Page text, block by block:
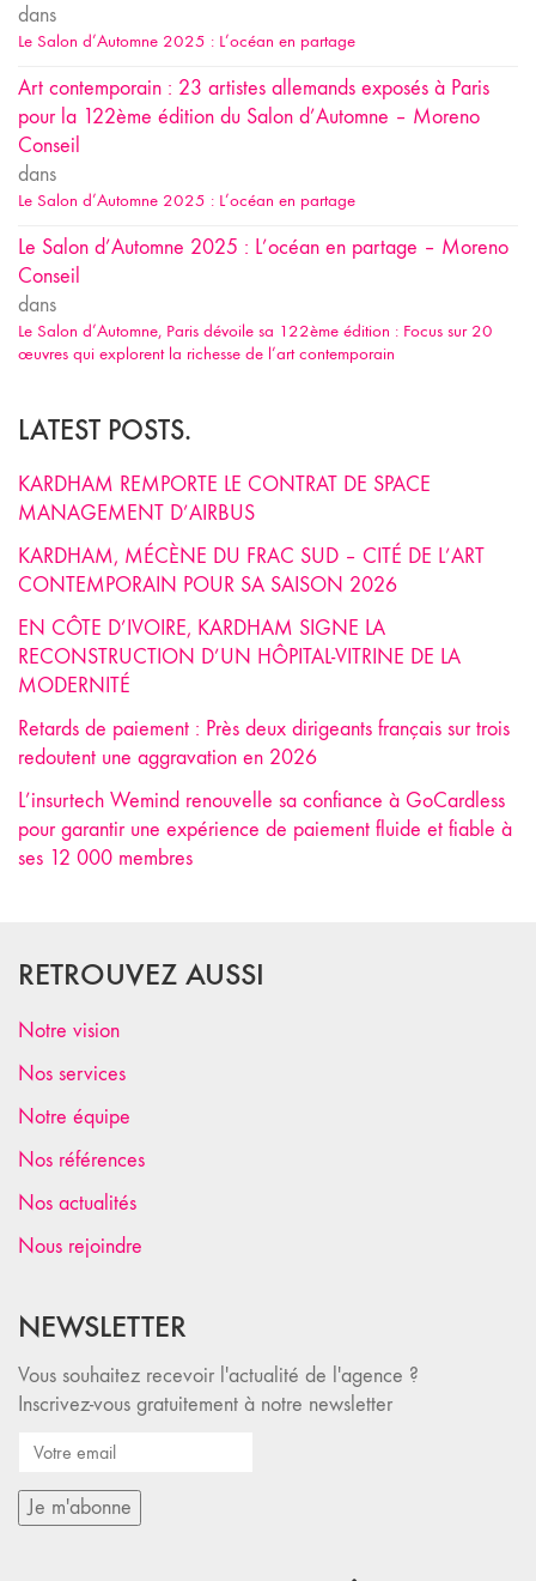
dans
Le Salon d’Automne 2025 : L’océan en partage
Art contemporain : 23 artistes allemands exposés à Paris
pour la 122ème édition du Salon d’Automne – Moreno
Conseil
dans
Le Salon d’Automne 2025 : L’océan en partage
Le Salon d’Automne 2025 : L’océan en partage – Moreno
Conseil
dans
Le Salon d’Automne, Paris dévoile sa 122ème édition : Focus sur 20
œuvres qui explorent la richesse de l’art contemporain
LATEST POSTS.
KARDHAM REMPORTE LE CONTRAT DE SPACE
MANAGEMENT D’AIRBUS
KARDHAM, MÉCÈNE DU FRAC SUD – CITÉ DE L’ART
CONTEMPORAIN POUR SA SAISON 2026
EN CÔTE D’IVOIRE, KARDHAM SIGNE LA
RECONSTRUCTION D’UN HÔPITAL-VITRINE DE LA
MODERNITÉ
Retards de paiement : Près deux dirigeants français sur trois
redoutent une aggravation en 2026
L’insurtech Wemind renouvelle sa confiance à GoCardless
pour garantir une expérience de paiement fluide et fiable à
ses 12 000 membres
RETROUVEZ AUSSI
Notre vision
Nos services
Notre équipe
Nos références
Nos actualités
Nous rejoindre
NEWSLETTER
Vous souhaitez recevoir l'actualité de l'agence ?
Inscrivez-vous gratuitement à notre newsletter